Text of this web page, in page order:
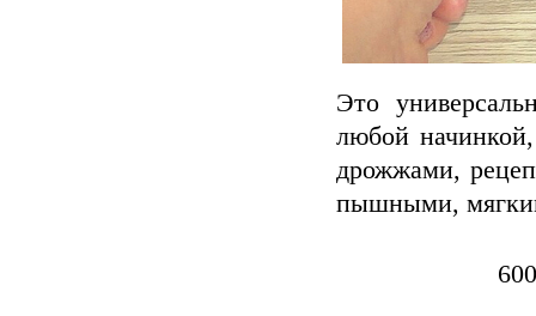
Это
любой
дрожжами,
пышными,